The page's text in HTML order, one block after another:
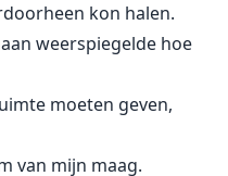
kon halen.
weerspiegelde hoe
moeten geven,
van mijn maag.